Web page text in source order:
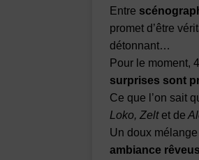
Entre
promet d’être
détonnant…
Pour le moment,
surprises sont
Ce que l’on sait
Loko, Zelt et de
Un doux
ambiance